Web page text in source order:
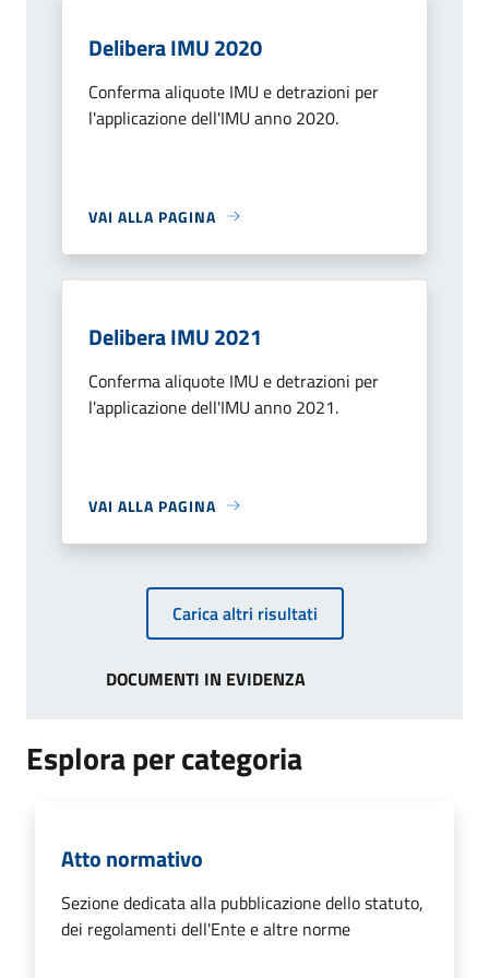
Delibera IMU 2020
Conferma aliquote IMU e detrazioni per
l'applicazione dell'IMU anno 2020.
VAI ALLA PAGINA
Delibera IMU 2021
Conferma aliquote IMU e detrazioni per
l'applicazione dell'IMU anno 2021.
VAI ALLA PAGINA
Carica altri risultati
DOCUMENTI IN EVIDENZA
Esplora per categoria
Atto normativo
Sezione dedicata alla pubblicazione dello statuto,
dei regolamenti dell'Ente e altre norme